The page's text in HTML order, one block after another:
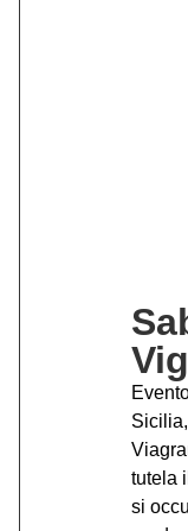
tutela
si